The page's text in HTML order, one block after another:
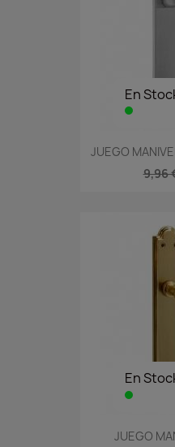
En
JUEGO
9,96
En
JUEGO